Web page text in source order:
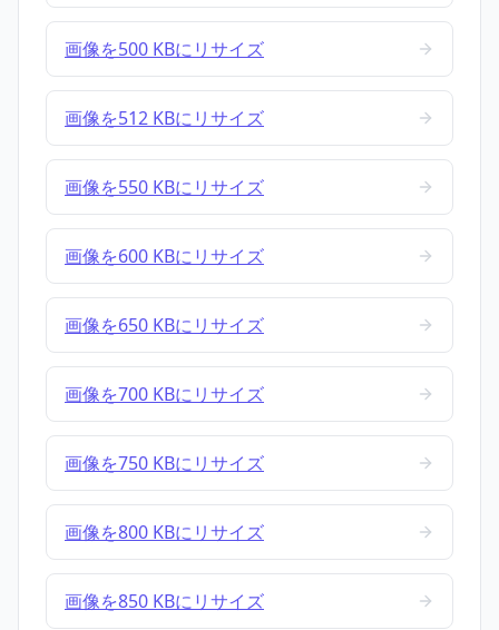
画像を500 KBにリサイズ
画像を512 KBにリサイズ
画像を550 KBにリサイズ
画像を600 KBにリサイズ
画像を650 KBにリサイズ
画像を700 KBにリサイズ
画像を750 KBにリサイズ
画像を800 KBにリサイズ
画像を850 KBにリサイズ